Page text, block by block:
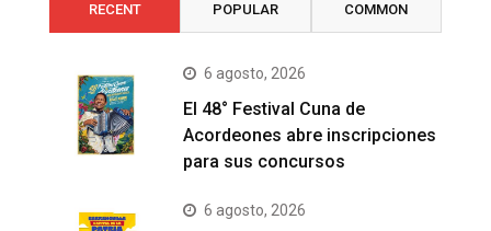
RECENT POPULAR COMMON
6 agosto, 2026
El 48° Festival Cuna de
Acordeones abre inscripciones
para sus concursos
6 agosto, 2026